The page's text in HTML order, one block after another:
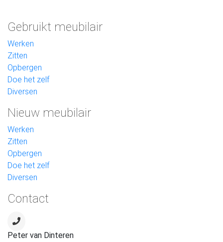
Gebruikt meubilair
Werken
Zitten
Opbergen
Doe het zelf
Diversen
Nieuw meubilair
Werken
Zitten
Opbergen
Doe het zelf
Diversen
Contact
Peter van Dinteren